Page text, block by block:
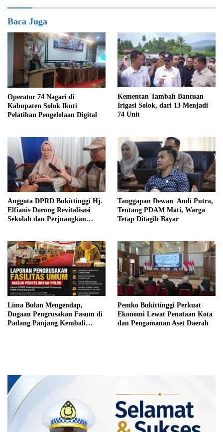
Baca Juga
Operator 74 Nagari di
Kabupaten Solok Ikuti
Pelatihan Pengelolaan Digital
Kementan Tambah Bantuan
Irigasi Solok, dari 13 Menjadi
74 Unit
Anggota DPRD Bukittinggi Hj.
Elfianis Dorong Revitalisasi
Sekolah dan Perjuangkan
Tanggapan Dewan Andi Putra,
Tentang PDAM Mati, Warga
Tetap Ditagih Bayar
Lima Bulan Mengendap,
Dugaan Pengrusakan Fasum di
Padang Panjang Kembali
Pemko Bukittinggi Perkuat
Ekonomi Lewat Penataan Kota
dan Pengamanan Aset Daerah